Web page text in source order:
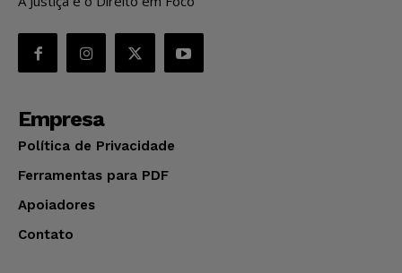
Empresa
Política de Privacidade
Ferramentas para PDF
Apoiadores
Contato